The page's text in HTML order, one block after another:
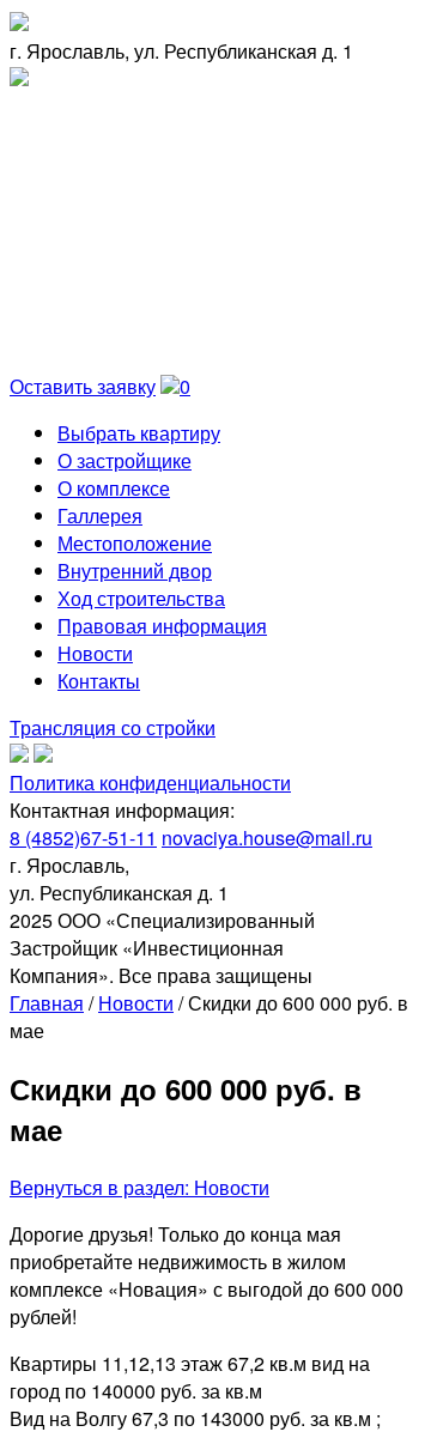
г. Ярославль, ул. Республиканская д. 1
Оставить заявку
0
Выбрать квартиру
О застройщике
О комплексе
Галлерея
Местоположение
Внутренний двор
Ход строительства
Правовая информация
Новости
Контакты
Трансляция со стройки
Политика конфиденциальности
Контактная информация:
8 (4852)67-51-11 novaciya.house@mail.ru
г. Ярославль,
ул. Республиканская д. 1
2025 ООО «Специализированный
Застройщик «Инвестиционная
Компания». Все права защищены
Главная /Новости /Скидки до 600 000 руб. в
мае
Скидки до 600 000 руб. в
мае
Вернуться в раздел: Новости
Дорогие друзья! Только до конца мая
приобретайте недвижимость в жилом
комплексе «Новация» с выгодой до 600 000
рублей!
Квартиры 11,12,13 этаж 67,2 кв.м вид на
город по 140000 руб. за кв.м
Вид на Волгу 67,3 по 143000 руб. за кв.м ;